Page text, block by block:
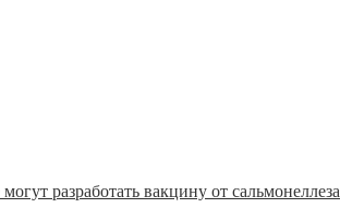
разработать вакцину от сальмонеллеза